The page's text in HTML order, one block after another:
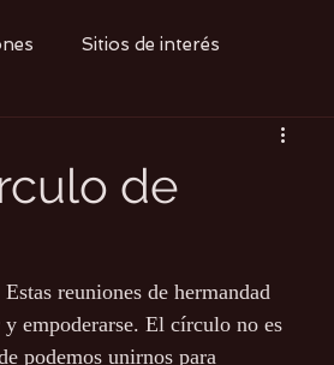
Sitios de interés
Música
de
reuniones de hermandad
empoderarse. El círculo no es
podemos unirnos para